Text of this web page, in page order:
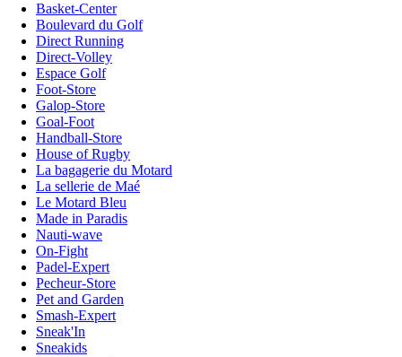
Basket-Center
Boulevard du Golf
Direct Running
Direct-Volley
Espace Golf
Foot-Store
Galop-Store
Goal-Foot
Handball-Store
House of Rugby
La bagagerie du Motard
La sellerie de Maé
Le Motard Bleu
Made in Paradis
Nauti-wave
On-Fight
Padel-Expert
Pecheur-Store
Pet and Garden
Smash-Expert
Sneak'In
Sneakids